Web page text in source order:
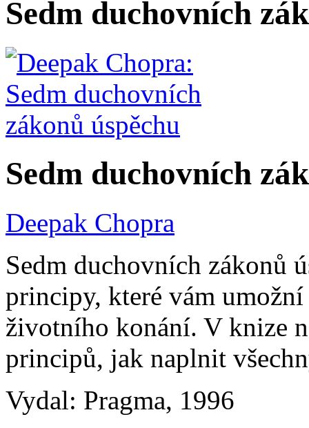
Sedm duchovních
Sedm duchovních
Deepak Chopra
Sedm duchovních zákonů
principy, které vám
životního konání. V knize
principů, jak naplnit
Vydal: Pragma, 1996